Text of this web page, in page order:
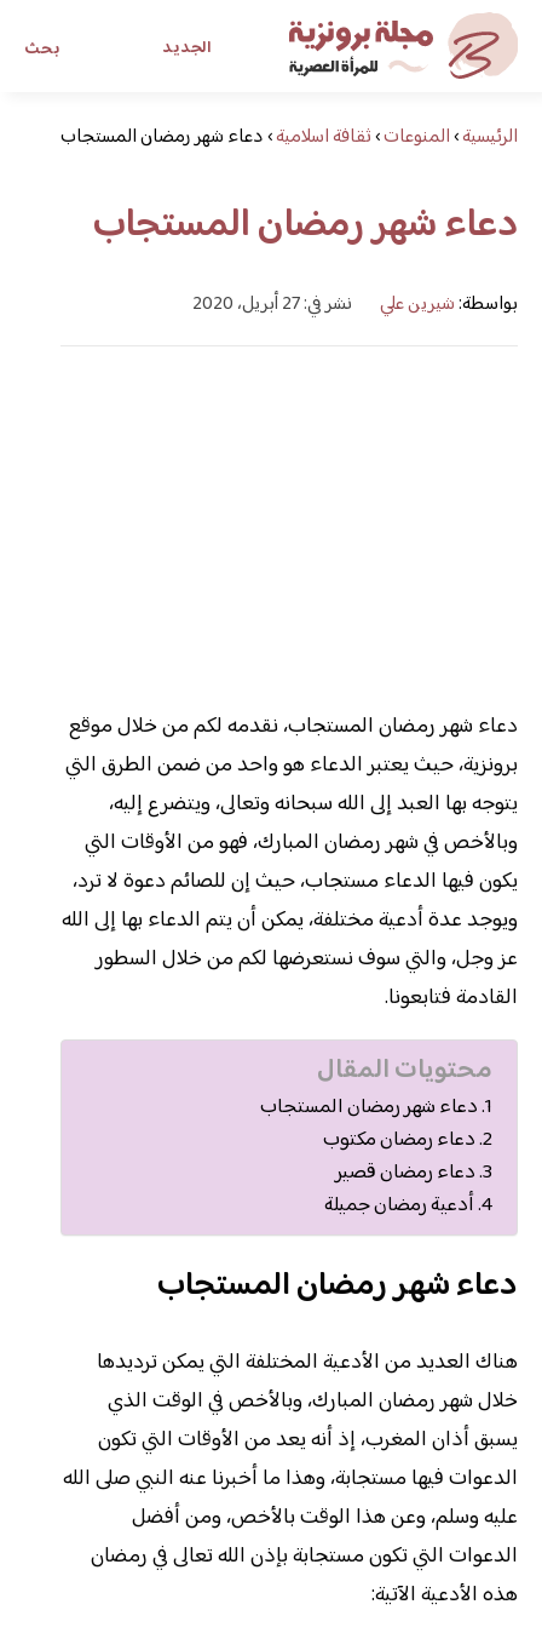
بحث الجديد
مجلة برونزية للفتاة العصرية
ابحث عن أي موضوع يهمك
الرئيسية›المنوعات›ثقافة اسلامية›دعاء شهر رمضان المستجاب
دعاء شهر رمضان المستجاب
بواسطة:شيرين علي نشر في: 27 أبريل، 2020
دعاء شهر رمضان المستجاب، نقدمه لكم من خلال موقع
برونزية، حيث يعتبر الدعاء هو واحد من ضمن الطرق التي
يتوجه بها العبد إلى الله سبحانه وتعالى، ويتضرع إليه،
وبالأخص في شهر رمضان المبارك، فهو من الأوقات التي
يكون فيها الدعاء مستجاب، حيث إن للصائم دعوة لا ترد،
ويوجد عدة أدعية مختلفة، يمكن أن يتم الدعاء بها إلى الله
عز وجل، والتي سوف نستعرضها لكم من خلال السطور
القادمة فتابعونا.
محتويات المقال
دعاء شهر رمضان المستجاب
دعاء رمضان مكتوب
دعاء رمضان قصير
أدعية رمضان جميلة
دعاء شهر رمضان المستجاب
هناك العديد من الأدعية المختلفة التي يمكن ترديدها
خلال شهر رمضان المبارك، وبالأخص في الوقت الذي
يسبق أذان المغرب، إذ أنه يعد من الأوقات التي تكون
الدعوات فيها مستجابة، وهذا ما أخبرنا عنه النبي صلى الله
عليه وسلم، وعن هذا الوقت بالأخص، ومن أفضل
الدعوات التي تكون مستجابة بإذن الله تعالى في رمضان
هذه الأدعية الآتية: